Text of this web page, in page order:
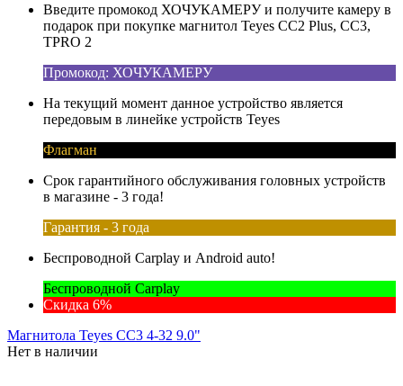
Введите промокод ХОЧУКАМЕРУ и получите камеру в
подарок при покупке магнитол Teyes CC2 Plus, CC3,
TPRO 2
Промокод: ХОЧУКАМЕРУ
На текущий момент данное устройство является
передовым в линейке устройств Teyes
Флагман
Срок гарантийного обслуживания головных устройств
в магазине - 3 года!
Гарантия - 3 года
Беспроводной Carplay и Android auto!
Беспроводной Carplay
Скидка 6%
Магнитола Teyes CC3 4-32 9.0"
Нет в наличии